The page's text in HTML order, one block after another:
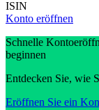
ISIN
Konto eröffnen
Schnelle
beginnen
Entdecken Sie, wie
Eröffnen Sie ein